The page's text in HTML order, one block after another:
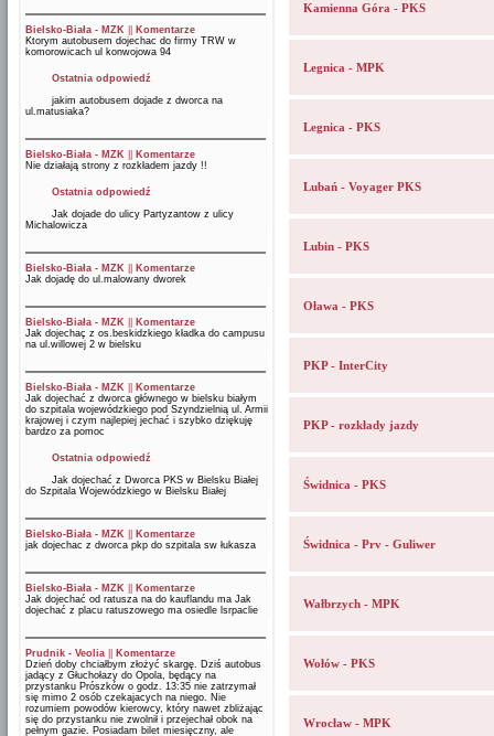
Bielsko-Biała - MZK
Komentarze
Ktorym autobusem dojechac do firmy TRW w
komorowicach ul konwojowa 94
Ostatnia odpowiedź
jakim autobusem dojade z dworca na
ul.matusiaka?
Bielsko-Biała - MZK
Komentarze
Nie działają strony z rozkładem jazdy !!
Ostatnia odpowiedź
Jak dojade do ulicy Partyzantow z ulicy
Michalowicza
Bielsko-Biała - MZK
Komentarze
Jak dojadę do ul.malowany dworek
Bielsko-Biała - MZK
Komentarze
Jak dojechaç z os.beskidzkiego kładka do campusu
na ul.willowej 2 w bielsku
Bielsko-Biała - MZK
Komentarze
Jak dojechać z dworca głównego w bielsku białym
do szpitala wojewódzkiego pod Szyndzielnią ul. Armii
krajowej i czym najlepiej jechać i szybko dziękuję
bardzo za pomoc
Ostatnia odpowiedź
Jak dojechać z Dworca PKS w Bielsku Białej
do Szpitala Wojewódzkiego w Bielsku Białej
Bielsko-Biała - MZK
Komentarze
jak dojechac z dworca pkp do szpitala sw łukasza
Bielsko-Biała - MZK
Komentarze
Jak dojechać od ratusza na do kauflandu ma Jak
dojechać z placu ratuszowego ma osiedle lsrpaclie
Prudnik - Veolia
Komentarze
Dzień doby chciałbym złożyć skargę. Dziś autobus
jadący z Głuchołazy do Opola, będący na
przystanku Prószków o godz. 13:35 nie zatrzymał
się mimo 2 osób czekajacych na niego. Nie
rozumiem powodów kierowcy, który nawet zbliżając
się do przystanku nie zwolnił i przejechał obok na
pełnym gazie. Posiadam bilet miesięczny, ale
Kamienna Góra - PKS
Legnica - MPK
Legnica - PKS
Lubań - Voyager PKS
Lubin - PKS
Oława - PKS
PKP - InterCity
PKP - rozkłady jazdy
Świdnica - PKS
Świdnica - Prv - Guliwer
Wałbrzych - MPK
Wołów - PKS
Wrocław - MPK